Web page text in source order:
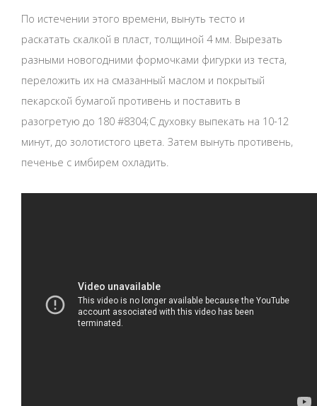
По истечении этого времени, вынуть тесто и
раскатать скалкой в пласт, толщиной 4 мм. Вырезать
разными новогодними формочками фигурки из теста,
переложить их на смазанный маслом и покрытый
пекарской бумагой противень и поставить в
разогретую до 180 #8304;С духовку выпекать на 10-12
минут, до золотистого цвета. Затем вынуть противень,
печенье с имбирем охладить.